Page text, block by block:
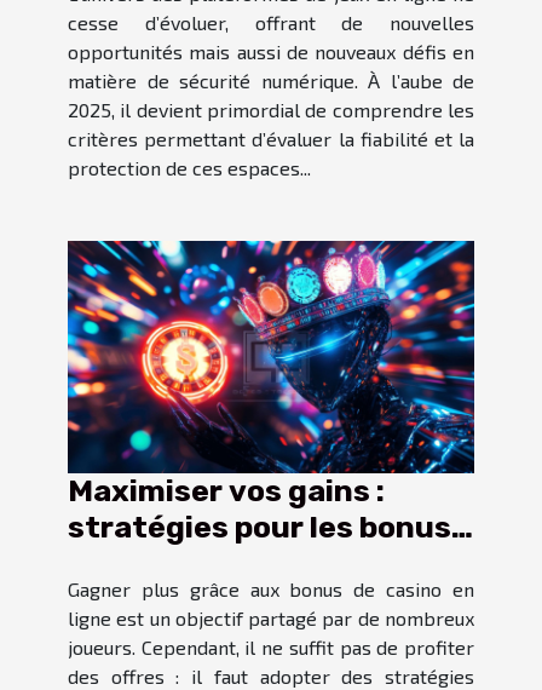
cesse d’évoluer, offrant de nouvelles
opportunités mais aussi de nouveaux défis en
matière de sécurité numérique. À l’aube de
2025, il devient primordial de comprendre les
critères permettant d’évaluer la fiabilité et la
protection de ces espaces...
Maximiser vos gains :
stratégies pour les bonus
Gagner plus grâce aux bonus de casino en
ligne est un objectif partagé par de nombreux
joueurs. Cependant, il ne suffit pas de profiter
des offres : il faut adopter des stratégies